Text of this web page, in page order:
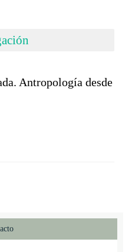
Antropología desde